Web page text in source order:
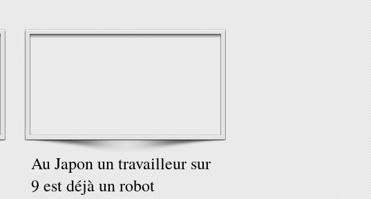
Au Japon un travailleur sur
9 est déjà un robot